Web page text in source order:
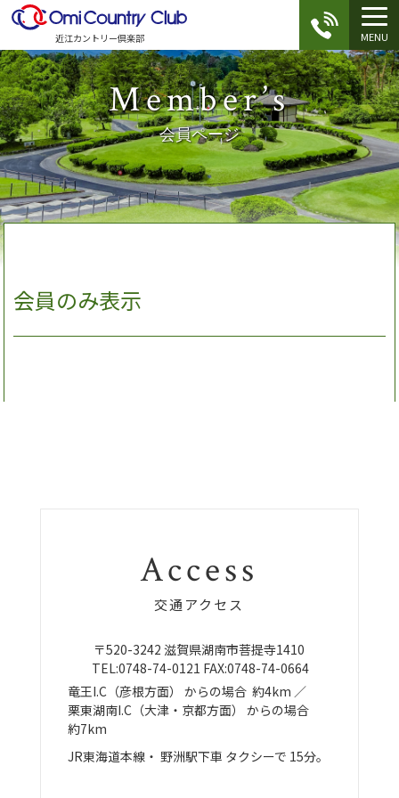
近江カントリー倶楽部 MENU
Member’s
会員ページ
会員のみ表示
Access
交通アクセス
〒520-3242 滋賀県湖南市菩提寺1410
TEL:0748-74-0121 FAX:0748-74-0664
竜王I.C（彦根方面） からの場合 約4km ／
栗東湖南I.C（大津・京都方面）
からの場合
約7km
JR東海道本線・ 野洲駅下車 タクシーで 15分。